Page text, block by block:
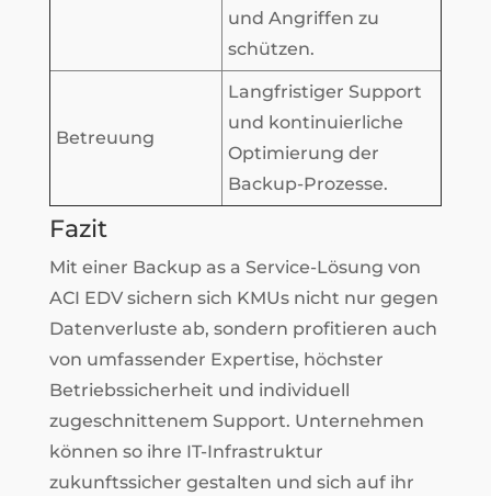
und Angriffen zu
schützen.
Betreuung
Langfristiger Support
und kontinuierliche
Optimierung der
Backup-Prozesse.
Fazit
Mit einer Backup as a Service-Lösung von
ACI EDV sichern sich KMUs nicht nur gegen
Datenverluste ab, sondern profitieren auch
von umfassender Expertise, höchster
Betriebssicherheit und individuell
zugeschnittenem Support. Unternehmen
können so ihre IT-Infrastruktur
zukunftssicher gestalten und sich auf ihr